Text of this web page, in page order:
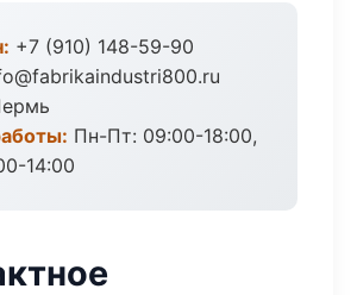
+7 (910) 148-59-90
Пн-Пт: 09:00-18:00,
14:00